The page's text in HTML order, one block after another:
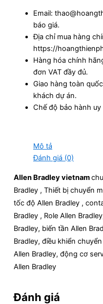
Email:
báo giá.
Địa chỉ mua hàng
https://
Hàng hóa chính
đơn VAT đầy đủ.
Giao hàng toàn
khách dự án.
Chế độ bảo hành
Mô tả
Đánh giá (0)
Allen Bradley vietnam
Bradley , Thiết bị chuyển
tốc độ Allen Bradley ,
Bradley , Role Allen
Bradley, biến tần Allen
Bradley, điều khiển
Allen Bradley, động cơ
Allen Bradley
Đánh giá